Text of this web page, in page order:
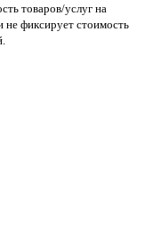
товаров/услуг на
не фиксирует стоимость